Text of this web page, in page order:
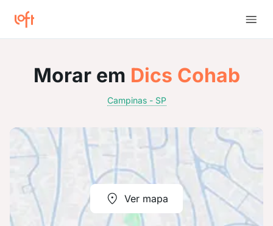
Morar em Dics Cohab
Campinas - SP
Ver mapa